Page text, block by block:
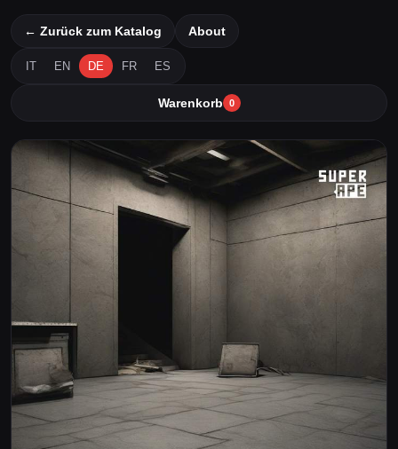
← Zurück zum Katalog About
IT EN DE FR ES
Warenkorb 0